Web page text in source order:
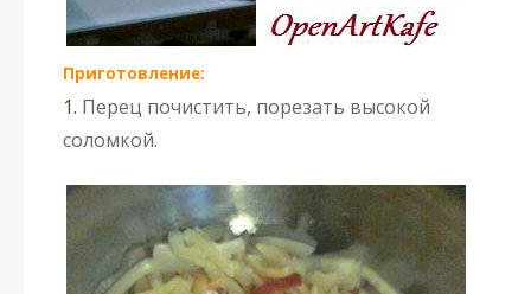
Приготовление:
1. Перец почистить, порезать высокой
соломкой.